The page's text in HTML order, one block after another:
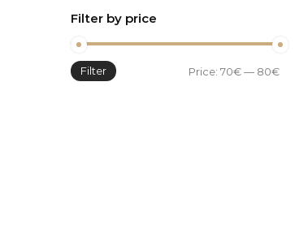
Filter by price
Min
Max
Filter Price:70€— 80€